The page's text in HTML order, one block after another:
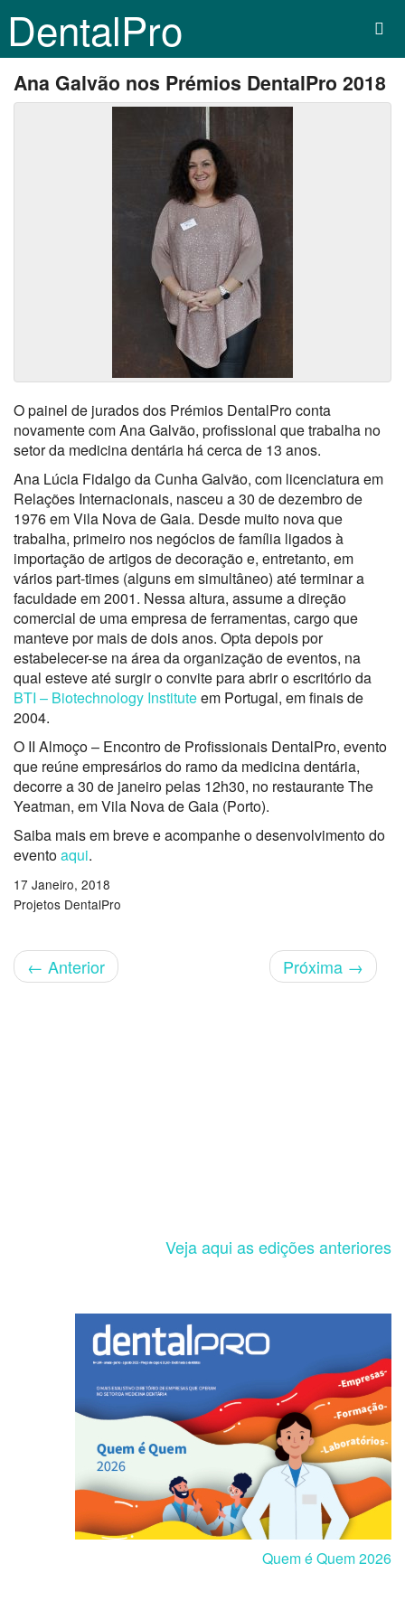
DentalPro
Ana Galvão nos Prémios DentalPro 2018
O painel de jurados dos Prémios DentalPro conta
novamente com Ana Galvão, profissional que trabalha no
setor da medicina dentária há cerca de 13 anos.
Ana Lúcia Fidalgo da Cunha Galvão, com licenciatura em
Relações Internacionais, nasceu a 30 de dezembro de
1976 em Vila Nova de Gaia. Desde muito nova que
trabalha, primeiro nos negócios de família ligados à
importação de artigos de decoração e, entretanto, em
vários part-times (alguns em simultâneo) até terminar a
faculdade em 2001. Nessa altura, assume a direção
comercial de uma empresa de ferramentas, cargo que
manteve por mais de dois anos. Opta depois por
estabelecer-se na área da organização de eventos, na
qual esteve até surgir o convite para abrir o escritório da
BTI – Biotechnology Instituteem Portugal, em finais de
2004.
O II Almoço – Encontro de Profissionais DentalPro, evento
que reúne empresários do ramo da medicina dentária,
decorre a 30 de janeiro pelas 12h30, no restaurante The
Yeatman, em Vila Nova de Gaia (Porto).
Saiba mais em breve e acompanhe o desenvolvimento do
eventoaqui.
17 Janeiro, 2018
Projetos DentalPro
← Anterior Próxima →
Veja aqui as edições anteriores
Quem é Quem 2026